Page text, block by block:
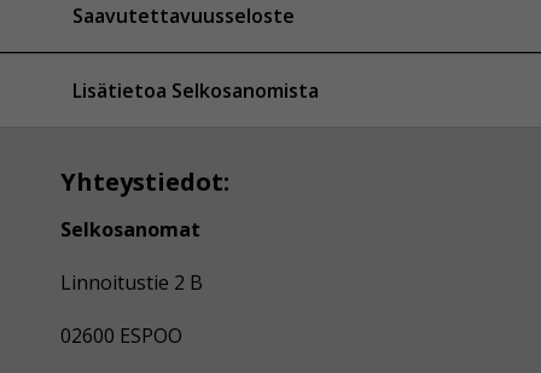
Saavutettavuusseloste
Lisätietoa Selkosanomista
Yhteystiedot:
Selkosanomat
Linnoitustie 2 B
02600 ESPOO